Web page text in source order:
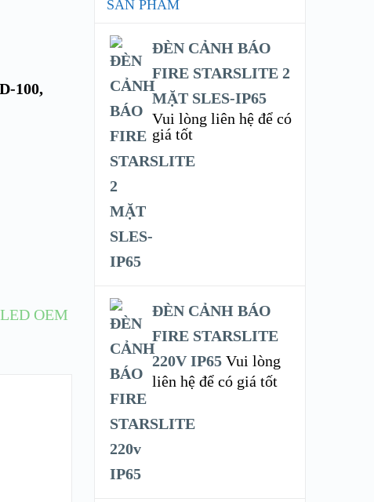
100,
OEM
SẢN PHẨM
ĐÈN CẢNH BÁO
FIRE STARSLITE 2
MẶT SLES-IP65
Vui lòng liên hệ để có
giá tốt
ĐÈN CẢNH BÁO
FIRE STARSLITE
220V IP65 Vui lòng
liên hệ để có giá tốt